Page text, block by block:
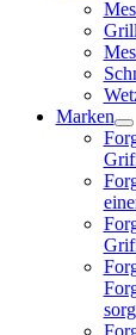
Marken